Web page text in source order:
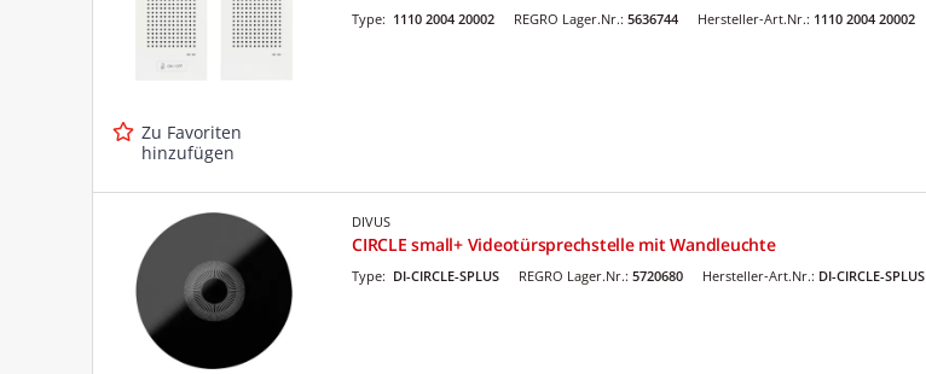
Zu Favoriten
hinzufügen
REGRO Lager.Nr.: 5636744
Type: 1110 2004 20002 Hersteller-Art.Nr.: 1110 2004 20002
DIVUS
CIRCLE small+ Videotürsprechstelle mit Wandleuchte
REGRO Lager.Nr.: 5720680
Type: DI-CIRCLE-SPLUS Hersteller-Art.Nr.: DI-CIRCLE-SPLUS